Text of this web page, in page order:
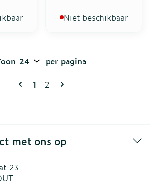
Niet beschikbaar
Pagina's
U lees momenteel pagina
1 Pagina
2
per pagina
met ons op
23